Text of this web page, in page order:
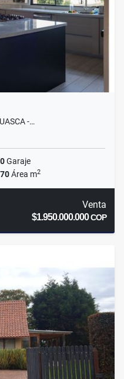
-…
Garaje
Área m2
Venta
$1.950.000.000COP